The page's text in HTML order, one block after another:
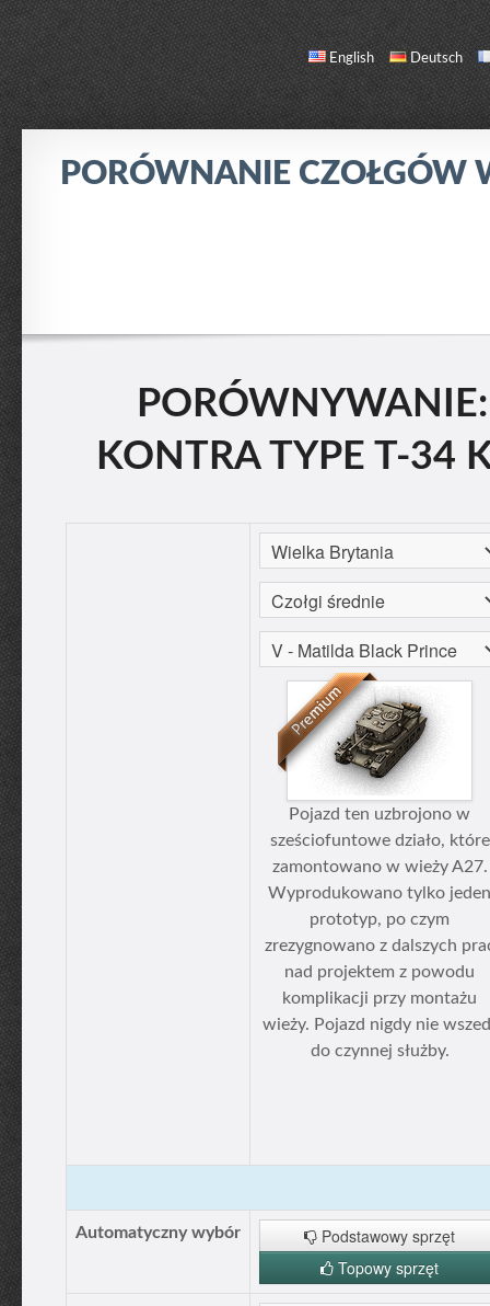
English Deutsch
PORÓWNANIE CZOŁGÓW
O NAS / KONTAKT
KONTRA TYPE T-34
Pojazd ten uzbrojono w
sześciofuntowe działo, które
zamontowano w wieży A27.
Wyprodukowano tylko jeden
prototyp, po czym
zrezygnowano z dalszych
nad projektem z powodu
komplikacji przy montażu
wieży. Pojazd nigdy nie
do czynnej służby.
Automatyczny wybór
Podstawowy sprzęt
Topowy sprzęt